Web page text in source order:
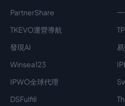
PartnerShare
TKEVO運營導航
發現AI
Winsea123
IPWO全球代理
DSFulfill